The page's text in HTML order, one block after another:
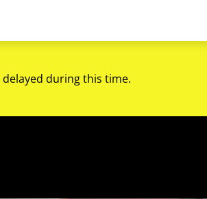
during this time.